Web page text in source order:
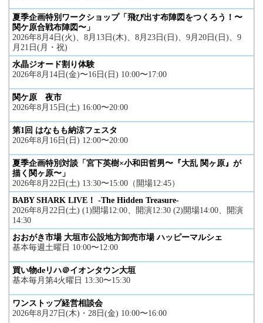
夏季企画特別ワークショップ「飛び出す布陣図をつくろう！〜
関ケ原合戦布陣図〜」
2026年8月4日(火)、8月13日(木)、8月23日(日)、9月20日(日)、9
月21日(月・祝)
水晶ジオード割り体験
2026年8月14日(金)〜16日(日) 10:00〜17:00
関ケ原 夜市
2026年8月15日(土) 16:00〜20:00
第1回 はなもも納涼フェスタ
2026年8月16日(日) 12:00〜20:00
夏季企画特別対談「宮下英樹×小和田哲男〜『大乱 関ヶ原』が
描く関ヶ原〜」
2026年8月22日(土) 13:30〜15:00（開場12:45）
BABY SHARK LIVE！ -The Hidden Treasure-
2026年8月22日(土) (1)開場12:00、開演12:30 (2)開場14:00、開演
14:30
おおがき市場 大垣市公設地方卸売市場 ハッピーマルシェ
基本毎週土曜日 10:00〜12:00
買い物deリハ＠イオンタウン大垣
基本毎月第4火曜日 13:30〜15:30
ワンストップ経営相談会
2026年8月27日(木)・28日(金) 10:00〜16:00